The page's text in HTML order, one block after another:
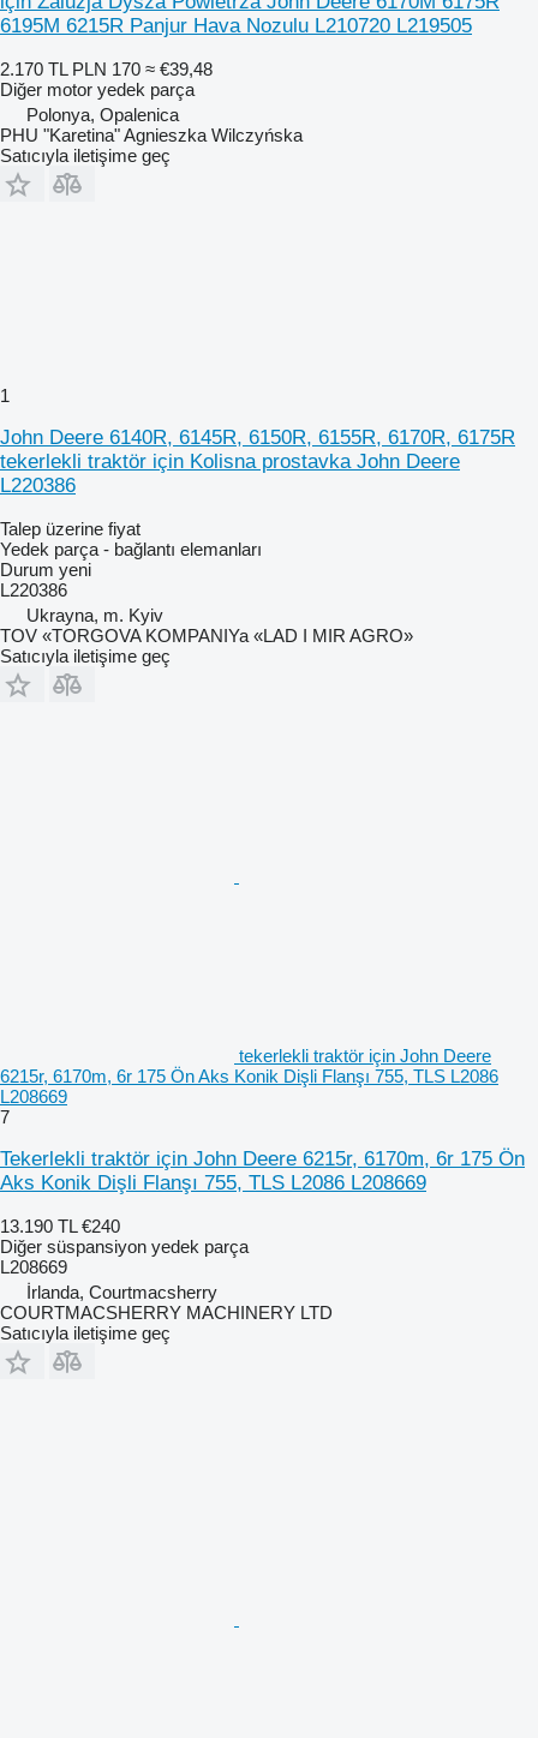
6195M 6215R Panjur Hava Nozulu L210720 L219505
2.170 TL PLN 170 ≈ €39,48
Diğer motor yedek parça
Polonya, Opalenica
PHU "Karetina" Agnieszka Wilczyńska
Satıcıyla iletişime geç
1
John Deere 6140R, 6145R, 6150R, 6155R, 6170R, 6175R
tekerlekli traktör için Kolisna prostavka John Deere
L220386
Talep üzerine fiyat
Yedek parça - bağlantı elemanları
Durum yeni
L220386
Ukrayna, m. Kyiv
TOV «TORGOVA KOMPANIYa «LAD I MIR AGRO»
Satıcıyla iletişime geç
tekerlekli traktör için John Deere
6215r, 6170m, 6r 175 Ön Aks Konik Dişli Flanşı 755, TLS L2086
L208669
7
Tekerlekli traktör için John Deere 6215r, 6170m, 6r 175 Ön
Aks Konik Dişli Flanşı 755, TLS L2086 L208669
13.190 TL €240
Diğer süspansiyon yedek parça
L208669
İrlanda, Courtmacsherry
COURTMACSHERRY MACHINERY LTD
Satıcıyla iletişime geç